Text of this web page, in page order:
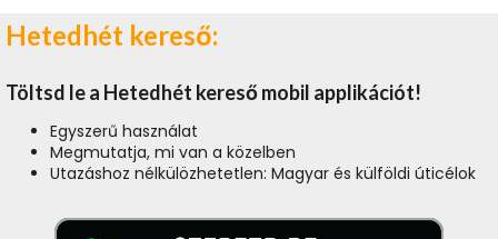
Hetedhét kereső:
Töltsd le a Hetedhét kereső mobil applikációt!
Egyszerű használat
Megmutatja, mi van a közelben
Utazáshoz nélkülözhetetlen: Magyar és külföldi úticélok